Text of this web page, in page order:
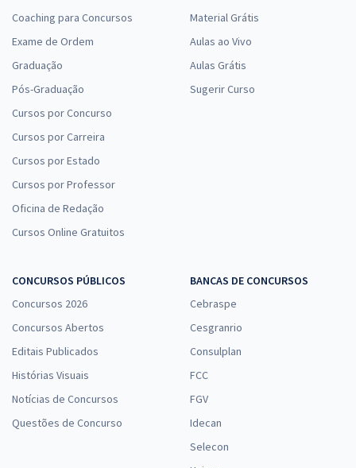
Coaching para Concursos
Exame de Ordem
Graduação
Pós-Graduação
Cursos por Concurso
Cursos por Carreira
Cursos por Estado
Cursos por Professor
Oficina de Redação
Cursos Online Gratuitos
Material Grátis
Aulas ao Vivo
Aulas Grátis
Sugerir Curso
CONCURSOS PÚBLICOS
Concursos 2026
Concursos Abertos
Editais Publicados
Histórias Visuais
Notícias de Concursos
Questões de Concurso
BANCAS DE CONCURSOS
Cebraspe
Cesgranrio
Consulplan
FCC
FGV
Idecan
Selecon